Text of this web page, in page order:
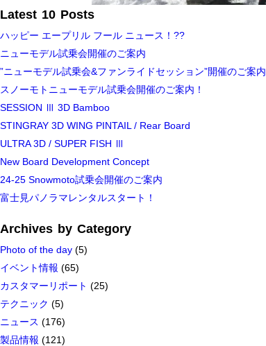
Latest 10 Posts
ハッピー エープリル フール ニュース！??
ニューモデル試乗会開催のご案内
”ニューモデル試乗会&ファンライドセッション”開催のご案内
スノーモトニューモデル試乗会開催のご案内！
SESSION Ⅲ 3D Bamboo
STINGRAY 3D WING PINTAIL / Rear Board
ULTRA 3D / SUPER FISH Ⅲ
New Board Development Concept
24-25 Snowmoto試乗会開催のご案内
富士見パノラマレンタルスタート！
Archives by Category
Photo of the day (5)
イベント情報 (65)
カスタマーリポート (25)
テクニック (5)
ニュース (176)
製品情報 (121)